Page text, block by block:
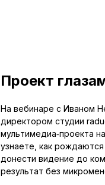
Проект
На вебинаре с Иваном
директором студии
мультимедиа‑проекта
узнаете, как
донести видение до
результат без